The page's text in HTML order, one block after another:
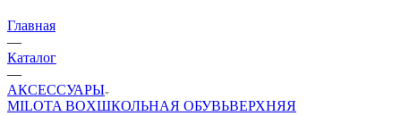
Главная
—
Каталог
—
АКСЕССУАРЫ
MILOTA BOXШКОЛЬНАЯ ОБУВЬВЕРХНЯЯ